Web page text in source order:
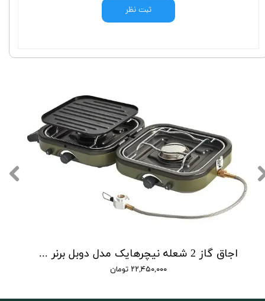
ثبت نظر
اجاق گاز 2 شعله نیچرهایک مدل دوبل برنر | double burner folding gas stove
۲۲,۴۵۰,۰۰۰ تومان